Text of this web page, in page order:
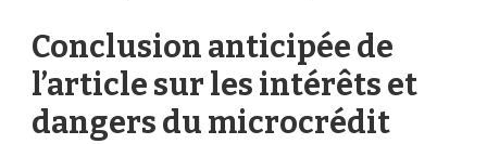
Conclusion anticipée de
l’article sur les intérêts et
dangers du microcrédit